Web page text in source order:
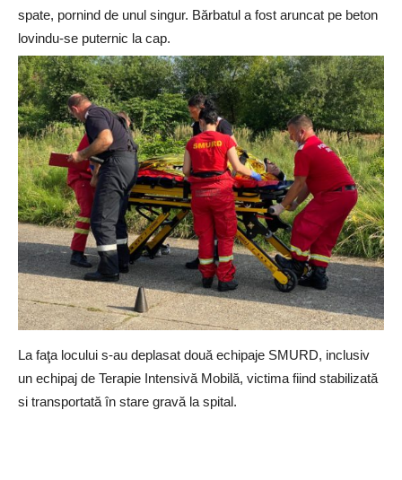
spate, pornind de unul singur. Bărbatul a fost aruncat pe beton
lovindu-se puternic la cap.
La faţa locului s-au deplasat două echipaje SMURD, inclusiv
un echipaj de Terapie Intensivă Mobilă, victima fiind stabilizată
si transportată în stare gravă la spital.